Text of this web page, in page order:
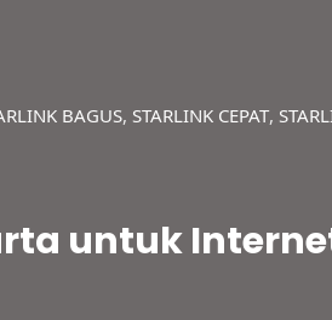
itu, jaringannya mampu
BAGUS, STARLINK CEPAT,
untuk